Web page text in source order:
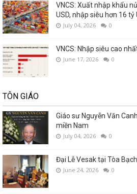
VNCS: Xuất nhập khẩu
USD, nhập siêu hơn 16 tỷ
July 04, 2026 0
VNCS: Nhập siêu cao
June 17, 2026 0
TÔN GIÁO
Giáo sư Nguyễn Văn
miền Nam
July 04, 2026 0
Đại Lễ Vesak tại Tòa
June 24, 2026 0